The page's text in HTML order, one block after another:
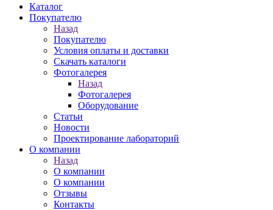
Каталог
Покупателю
Назад
Покупателю
Условия оплаты и доставки
Скачать каталоги
Фотогалерея
Назад
Фотогалерея
Оборудование
Статьи
Новости
Проектирование лабораторий
О компании
Назад
О компании
О компании
Отзывы
Контакты